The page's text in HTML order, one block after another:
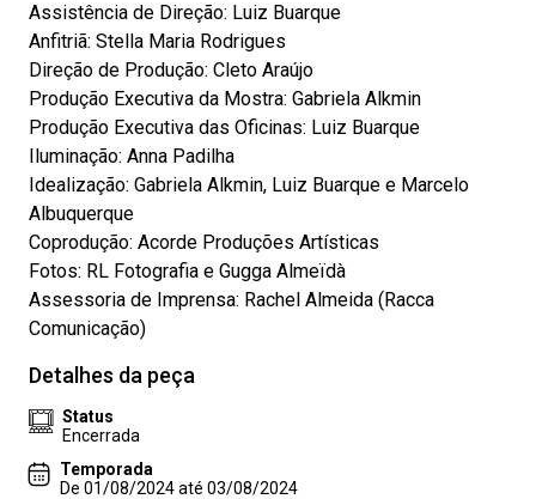
Assistência de Direção: Luiz Buarque
Anfitriã: Stella Maria Rodrigues
Direção de Produção: Cleto Araújo
Produção Executiva da Mostra: Gabriela Alkmin
Produção Executiva das Oficinas: Luiz Buarque
Iluminação: Anna Padilha
Idealização: Gabriela Alkmin, Luiz Buarque e Marcelo
Albuquerque
Coprodução: Acorde Produções Artísticas
Fotos: RL Fotografia e Gugga Almeïdà
Assessoria de Imprensa: Rachel Almeida (Racca
Comunicação)
Detalhes da peça
Status
Encerrada
Temporada
De 01/08/2024 até 03/08/2024